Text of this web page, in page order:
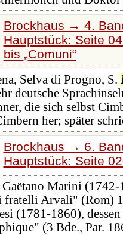
Brockhaus → 4.
Hauptstück: Seite
bis Comuni
Selva di Progno, S.
deutsche
die sich selbst
her; später
Brockhaus → 6.
Hauptstück: Seite
Gaëtano Marini (1742-
fratelli Arvali" (Rom)
(1781-1860),
(3 Bde., Par.